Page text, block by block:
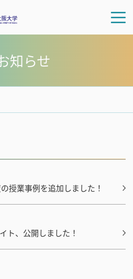
知らせ
授業事例を追加しました！
ト、公開しました！